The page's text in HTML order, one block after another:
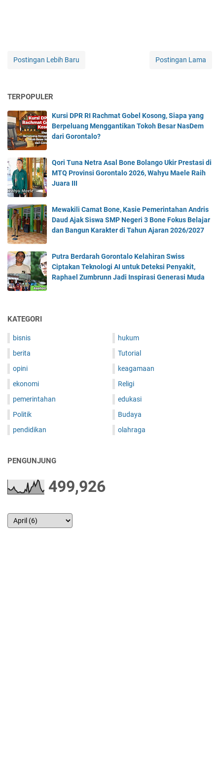
Postingan Lebih Baru Postingan Lama
TERPOPULER
Kursi DPR RI Rachmat Gobel Kosong, Siapa yang
Berpeluang Menggantikan Tokoh Besar NasDem
dari Gorontalo?
Qori Tuna Netra Asal Bone Bolango Ukir Prestasi di
MTQ Provinsi Gorontalo 2026, Wahyu Maele Raih
Juara III
Mewakili Camat Bone, Kasie Pemerintahan Andris
Daud Ajak Siswa SMP Negeri 3 Bone Fokus Belajar
dan Bangun Karakter di Tahun Ajaran 2026/2027
Putra Berdarah Gorontalo Kelahiran Swiss
Ciptakan Teknologi AI untuk Deteksi Penyakit,
Raphael Zumbrunn Jadi Inspirasi Generasi Muda
KATEGORI
bisnis
berita
opini
ekonomi
pemerintahan
Politik
pendidikan
hukum
Tutorial
keagamaan
Religi
edukasi
Budaya
olahraga
PENGUNJUNG
499,926